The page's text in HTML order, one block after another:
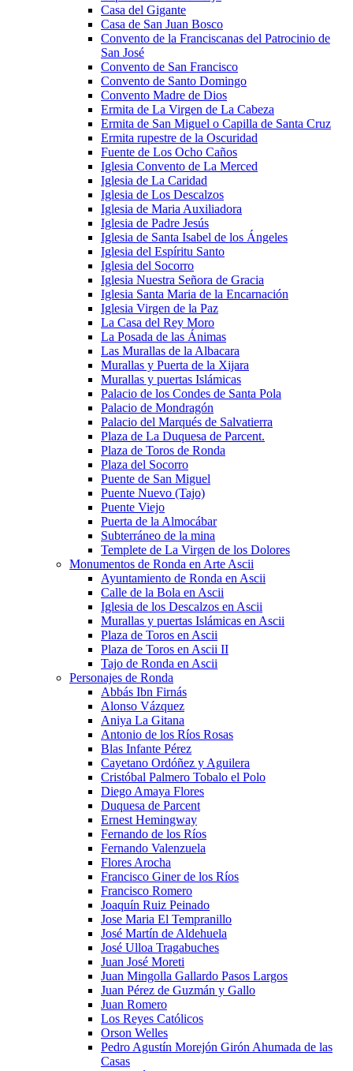
Casa del Gigante
Casa de San Juan Bosco
Convento de la Franciscanas del Patrocinio de
San José
Convento de San Francisco
Convento de Santo Domingo
Convento Madre de Dios
Ermita de La Virgen de La Cabeza
Ermita de San Miguel o Capilla de Santa Cruz
Ermita rupestre de la Oscuridad
Fuente de Los Ocho Caños
Iglesia Convento de La Merced
Iglesia de La Caridad
Iglesia de Los Descalzos
Iglesia de Maria Auxiliadora
Iglesia de Padre Jesús
Iglesia de Santa Isabel de los Ángeles
Iglesia del Espíritu Santo
Iglesia del Socorro
Iglesia Nuestra Señora de Gracia
Iglesia Santa Maria de la Encarnación
Iglesia Virgen de la Paz
La Casa del Rey Moro
La Posada de las Ánimas
Las Murallas de la Albacara
Murallas y Puerta de la Xijara
Murallas y puertas Islámicas
Palacio de los Condes de Santa Pola
Palacio de Mondragón
Palacio del Marqués de Salvatierra
Plaza de La Duquesa de Parcent.
Plaza de Toros de Ronda
Plaza del Socorro
Puente de San Miguel
Puente Nuevo (Tajo)
Puente Viejo
Puerta de la Almocábar
Subterráneo de la mina
Templete de La Virgen de los Dolores
Monumentos de Ronda en Arte Ascii
Ayuntamiento de Ronda en Ascii
Calle de la Bola en Ascii
Iglesia de los Descalzos en Ascii
Murallas y puertas Islámicas en Ascii
Plaza de Toros en Ascii
Plaza de Toros en Ascii II
Tajo de Ronda en Ascii
Personajes de Ronda
Abbás Ibn Firnás
Alonso Vázquez
Aniya La Gitana
Antonio de los Ríos Rosas
Blas Infante Pérez
Cayetano Ordóñez y Aguilera
Cristóbal Palmero Tobalo el Polo
Diego Amaya Flores
Duquesa de Parcent
Ernest Hemingway
Fernando de los Ríos
Fernando Valenzuela
Flores Arocha
Francisco Giner de los Ríos
Francisco Romero
Joaquín Ruiz Peinado
Jose Maria El Tempranillo
José Martín de Aldehuela
José Ulloa Tragabuches
Juan José Moreti
Juan Mingolla Gallardo Pasos Largos
Juan Pérez de Guzmán y Gallo
Juan Romero
Los Reyes Católicos
Orson Welles
Pedro Agustín Morejón Girón Ahumada de las
Casas